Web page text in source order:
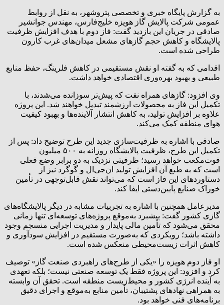
به گزارش پایگاه خبری و تخصصی پتروشهر، به نقل از روابط‌
عمومی شرکت پالایش گاز هویزه خلیج‌فارس، مهندس جوانشیر
صادقی در جریان این بازدید گفت: فاز دوم با هدف افزایش ظرفیت
پالایشگاه و کاهش حجم گازهای مشعل میدان‌های غرب کارون
طراحی شده است.
اقدامی که به گفته او نقش مستقیمی در کاهش فلرینگ، حفظ منابع
طبیعی و بهبود بهره‌وری اقتصادی خواهد داشت.
وی افزود: گازهای همراه نفت که پیش‌تر سوزانده می‌شدند، با
تکمیل این فاز به محصولات ارزشمند تبدیل خواهند شد. این پروژه
علاوه بر افزایش تولید، به کاهش انتشار آلاینده‌ها و بهبود کیفیت
هوای منطقه کمک می‌کند.
صادقی با اشاره به ظرفیت‌سازی جدید این طرح توضیح داد: پس از
تکمیل این طرح، ظرفیت پالایشگاه روزانه به ۵۰۰ میلیون
فوت‌مکعب خواهد رسید؛ ظرفیتی نزدیک به دو برابر وضع فعلی
است که به طبع آن افزایش تولید ان‌جی‌ال و گوگرد نیز از
دستاوردهای این فاز است که می‌تواند نقش قابل‌توجهی در تأمین
خوراک صنایع پایین‌دستی ایفا کند.
مدیرعامل همچنین با اشاره به تجربیات مشابه در دیگر پالایشگاه‌های
گازی کشور گفت: پیشبرد به‌موقع پروژه‌های توسعه‌ای تنها زمانی
محقق می‌شود که تأمین مالی پایدار و مدیریت اجرایی منسجم وجود
داشته باشد؛ رویکردی که به‌صورت مستقیم در افزایش سودآوری و
کاهش اثرات زیست‌محیطی منعکس شده است.
او فاز دوم هویزه را «یکی از طرح‌های راهبردی صنعت گاز» توصیف
کرد و افزود: این پروژه فقط یک توسعه صنعتی نیست؛ بلکه تعهدی
به آینده انرژی کشور و محیط‌زیست منطقه است. تحقق آن وابسته
به همراهی نهادهای پشتیبان، تأمین منابع به‌موقع و اجرای دقیق
برنامه‌های فنی خواهد بود.